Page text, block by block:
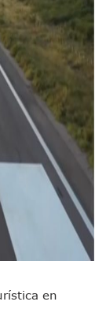
En Bucerías;
Sobre Nuevo
Una “Casa De Día”
Para Identificar
Análisis Para La
Acuerdos Para
Desatan Operativo
Y Anuncian Plan De
Animal Y
De Nayarit
A Morir En Prisión En
Competirá En El
A Familias De
De Vialidades A
De “La Odisea” En
Paseadas
en